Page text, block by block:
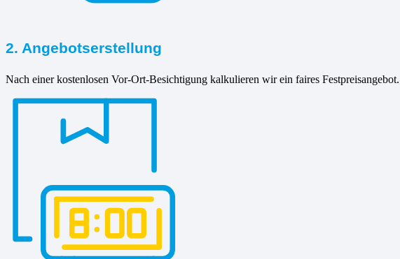
2. Angebotserstellung
Nach einer kostenlosen Vor-Ort-Besichtigung kalkulieren wir ein faires Festpreisangebot.